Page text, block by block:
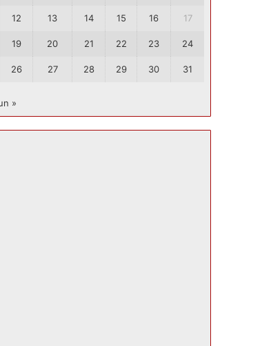
12 13 14 15 16 17
19 20 21 22 23 24
26 27 28 29 30 31
»